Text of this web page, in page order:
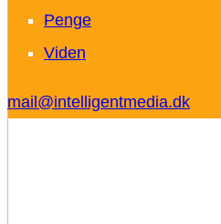
Penge
Viden
mail@intelligentmedia.dk